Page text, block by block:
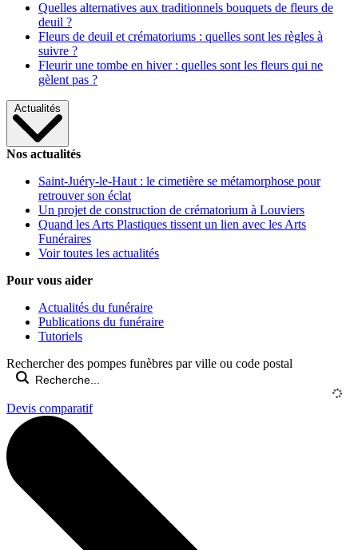
Quelles alternatives aux traditionnels bouquets de fleurs de
deuil ?
Fleurs de deuil et crématoriums : quelles sont les règles à
suivre ?
Fleurir une tombe en hiver : quelles sont les fleurs qui ne
gèlent pas ?
Actualités
Nos actualités
Saint-Juéry-le-Haut : le cimetière se métamorphose pour
retrouver son éclat
Un projet de construction de crématorium à Louviers
Quand les Arts Plastiques tissent un lien avec les Arts
Funéraires
Voir toutes les actualités
Pour vous aider
Actualités du funéraire
Publications du funéraire
Tutoriels
Rechercher des pompes funèbres par ville ou code postal
Devis comparatif